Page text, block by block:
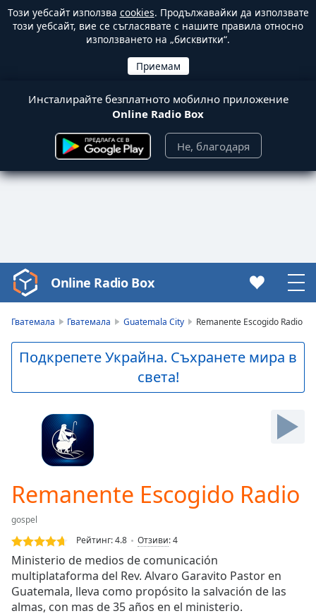
Този уебсайт използва cookies. Продължавайки да използвате
този уебсайт, вие се съгласявате с нашите правила относно
използването на „бисквитки“.
Инсталирайте безплатното мобилно приложение
Online Radio Box
Не, благодаря
Video
Player
Play
Video
Skip
Loaded
0.00%
Stream
TypeLIVE
Seek to
currently
Online Radio Box
Гватемала Гватемала Guatemala City Remanente Escogido Radio
Подкрепете Украйна. Съхранете мира в
света!
Remanente Escogido Radio
gospel
Рейтинг:4.8 Отзиви:4
Ministerio de medios de comunicación
multiplataforma del Rev. Alvaro Garavito Pastor en
Guatemala, lleva como propósito la salvación de las
almas, con mas de 35 años en el ministerio.